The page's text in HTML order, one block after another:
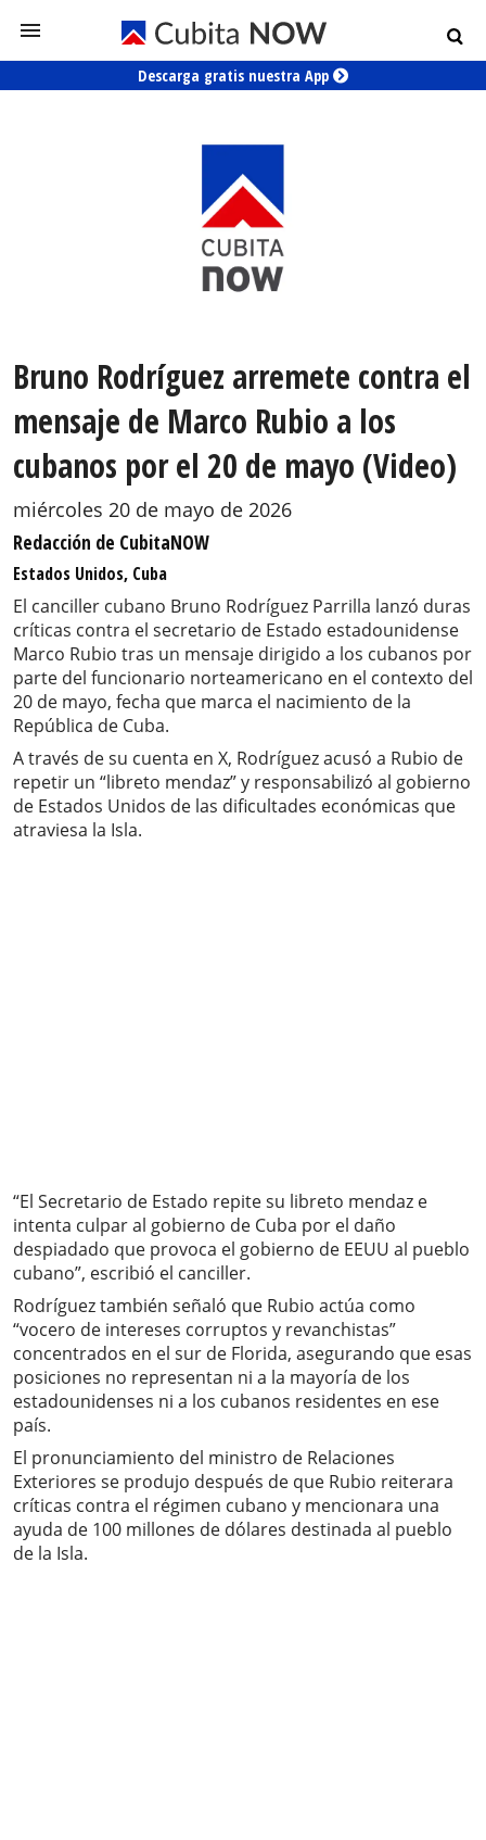
Descarga gratis nuestra App
Bruno Rodríguez arremete contra el
mensaje de Marco Rubio a los
cubanos por el 20 de mayo (Video)
miércoles 20 de mayo de 2026
Redacción de CubitaNOW
Estados Unidos, Cuba
El canciller cubano Bruno Rodríguez Parrilla lanzó duras
críticas contra el secretario de Estado estadounidense
Marco Rubio tras un mensaje dirigido a los cubanos por
parte del funcionario norteamericano en el contexto del
20 de mayo, fecha que marca el nacimiento de la
República de Cuba.
A través de su cuenta en X, Rodríguez acusó a Rubio de
repetir un “libreto mendaz” y responsabilizó al gobierno
de Estados Unidos de las dificultades económicas que
atraviesa la Isla.
“El Secretario de Estado repite su libreto mendaz e
intenta culpar al gobierno de Cuba por el daño
despiadado que provoca el gobierno de EEUU al pueblo
cubano”, escribió el canciller.
Rodríguez también señaló que Rubio actúa como
“vocero de intereses corruptos y revanchistas”
concentrados en el sur de Florida, asegurando que esas
posiciones no representan ni a la mayoría de los
estadounidenses ni a los cubanos residentes en ese
país.
El pronunciamiento del ministro de Relaciones
Exteriores se produjo después de que Rubio reiterara
críticas contra el régimen cubano y mencionara una
ayuda de 100 millones de dólares destinada al pueblo
de la Isla.